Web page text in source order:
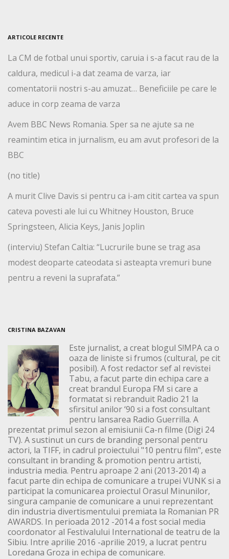
ARTICOLE RECENTE
La CM de fotbal unui sportiv, caruia i s-a facut rau de la
caldura, medicul i-a dat zeama de varza, iar
comentatorii nostri s-au amuzat… Beneficiile pe care le
aduce in corp zeama de varza
Avem BBC News Romania. Sper sa ne ajute sa ne
reamintim etica in jurnalism, eu am avut profesori de la
BBC
(no title)
A murit Clive Davis si pentru ca i-am citit cartea va spun
cateva povesti ale lui cu Whitney Houston, Bruce
Springsteen, Alicia Keys, Janis Joplin
(interviu) Stefan Caltia: “Lucrurile bune se trag asa
modest deoparte cateodata si asteapta vremuri bune
pentru a reveni la suprafata.”
CRISTINA BAZAVAN
Este jurnalist, a creat blogul S!MPA ca o
oaza de liniste si frumos (cultural, pe cit
posibil). A fost redactor sef al revistei
Tabu, a facut parte din echipa care a
creat brandul Europa FM si care a
formatat si rebranduit Radio 21 la
sfirsitul anilor ‘90 si a fost consultant
pentru lansarea Radio Guerrilla. A
prezentat primul sezon al emisiunii Ca-n filme (Digi 24
TV). A sustinut un curs de branding personal pentru
actori, la TIFF, in cadrul proiectului "10 pentru film", este
consultant in branding & promotion pentru artisti,
industria media. Pentru aproape 2 ani (2013-2014) a
facut parte din echipa de comunicare a trupei VUNK si a
participat la comunicarea proiectul Orasul Minunilor,
singura campanie de comunicare a unui reprezentant
din industria divertismentului premiata la Romanian PR
AWARDS. In perioada 2012 -2014 a fost social media
coordonator al Festivalului International de teatru de la
Sibiu. Intre aprilie 2016 -aprilie 2019, a lucrat pentru
Loredana Groza in echipa de comunicare.